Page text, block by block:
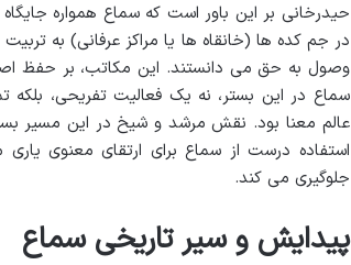
حیدرخانی بر این باور است که سماع همواره
در جم کده ها (خانقاه ها یا مراکز عرفانی) به
وصول به حق می دانستند. این مکاتب، بر حفظ
سماع در این بستر، نه یک فعالیت تفریحی، بلکه
عالم معنا بود. نقش مرشد و شیخ در این مسیر
استفاده درست از سماع برای ارتقای معنوی
جلوگیری می کند.
پیدایش و سیر تاریخی سماع